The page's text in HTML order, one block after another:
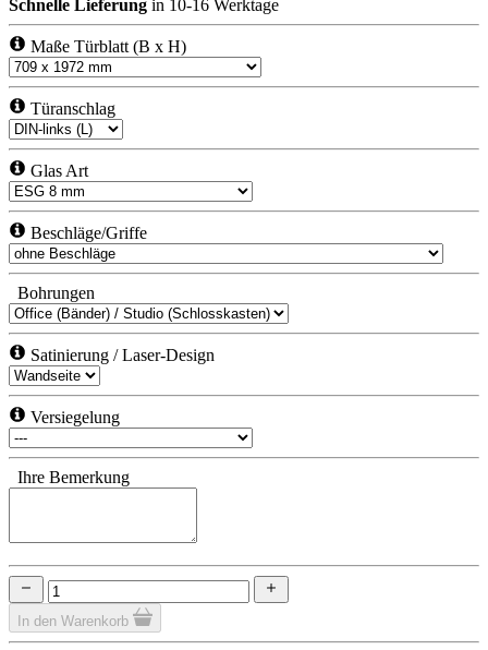
Impressum|Datenschutz
Schnelle Lieferung in 10-16 Werktage
Maße Türblatt (B x H)
Türanschlag
Glas Art
Beschläge/Griffe
Bohrungen
Satinierung / Laser-Design
Versiegelung
Ihre Bemerkung
In den Warenkorb